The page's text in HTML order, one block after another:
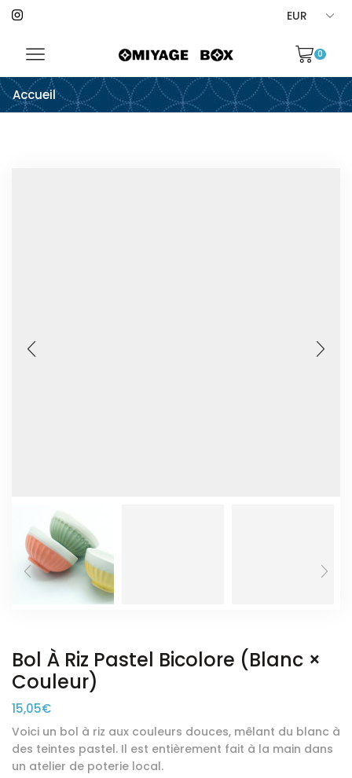
0
Accueil
Bol À Riz Pastel Bicolore (blanc ×
Couleur)
15,05€
Voici un bol à riz aux couleurs douces, mêlant du blanc à
des teintes pastel. Il est entièrement fait à la main dans
un atelier de poterie local.